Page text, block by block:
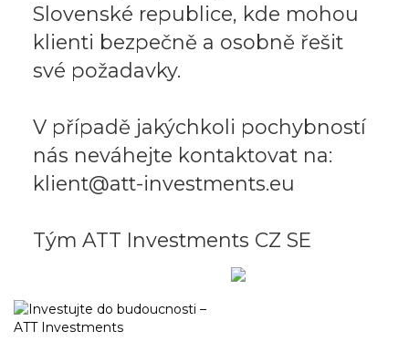
Slovenské republice, kde mohou
klienti bezpečně a osobně řešit
své požadavky.
V případě jakýchkoli pochybností
nás neváhejte kontaktovat na:
klient@att-investments.eu
Tým ATT Investments CZ SE